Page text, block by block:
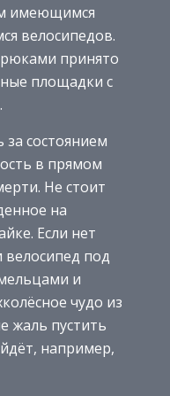
имеющимся
велосипедов.
принято
площадки с
состоянием
в прямом
Не стоит
на
Если нет
под
и
чудо из
жаль пустить
например,